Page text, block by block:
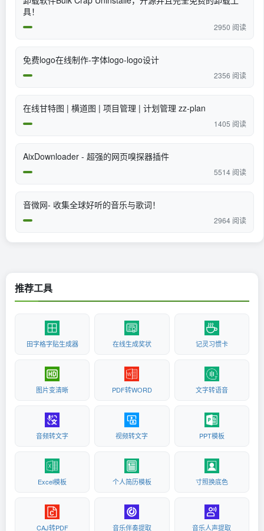
具！
2950 阅读
免费logo在线制作-字体logo-logo设计
2356 阅读
在线甘特图 | 横道图 | 项目管理 | 计划管理 zz-plan
1405 阅读
AixDownloader - 超强的网页嗅探器插件
5514 阅读
音微网- 收集全球好听的音乐与歌词！
2964 阅读
推荐工具
田字格字贴生成器 在线生成奖状 记灵习惯卡
图片变清晰 PDF转WORD 文字转语音
音频转文字 视频转文字 PPT模板
Excel模板 个人简历模板 寸照换底色
CAJ转PDF 音乐伴奏提取 音乐人声提取